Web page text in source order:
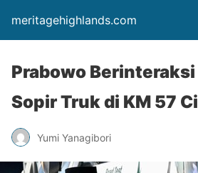
meritagehighlands.com
Prabowo
Sopir Truk di KM 57
Yumi Yanagibori